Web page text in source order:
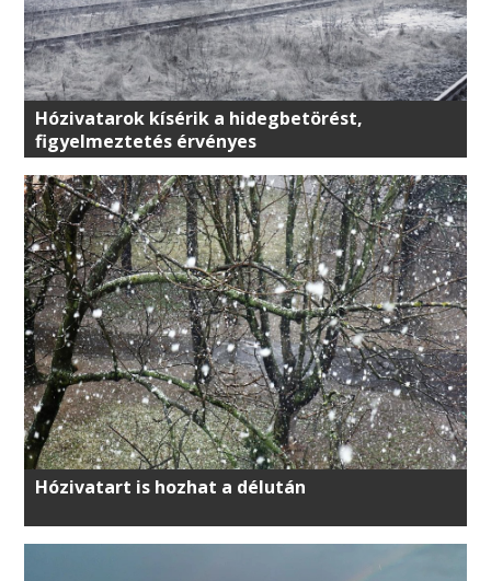
Hózivatarok kísérik a hidegbetörést,
figyelmeztetés érvényes
Hózivatart is hozhat a délután